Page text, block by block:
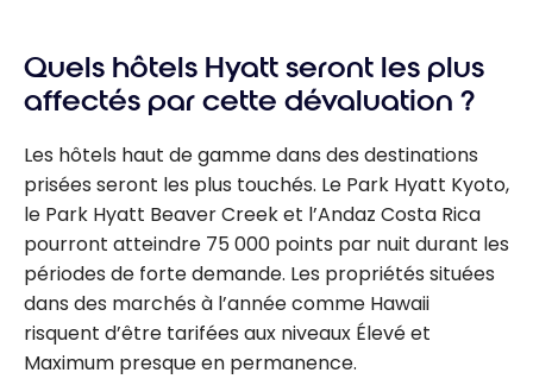
Quels hôtels Hyatt seront les plus
affectés par cette dévaluation ?
Les hôtels haut de gamme dans des destinations
prisées seront les plus touchés. Le Park Hyatt Kyoto,
le Park Hyatt Beaver Creek et l’Andaz Costa Rica
pourront atteindre 75 000 points par nuit durant les
périodes de forte demande. Les propriétés situées
dans des marchés à l’année comme Hawaii
risquent d’être tarifées aux niveaux Élevé et
Maximum presque en permanence.